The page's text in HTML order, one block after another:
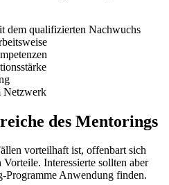
dem qualifizierten Nachwuchs
Netzwerk
des Mentorings
vorteilhaft ist, offenbart sich
Interessierte sollten aber
Programme Anwendung finden.